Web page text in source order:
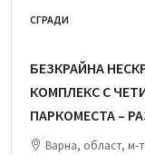
СГРАДИ
БЕЗКРАЙНА
КОМПЛЕКС С
ПАРКОМЕСТА –
Варна, област, м-